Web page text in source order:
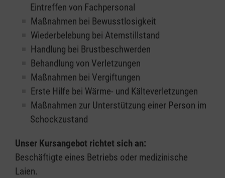
Eintreffen von Fachpersonal
Maßnahmen bei Bewusstlosigkeit
Wiederbelebung bei Atemstillstand
Handlung bei Brustbeschwerden
Behandlung von Verletzungen
Maßnahmen bei Vergiftungen
Erste Hilfe bei Wärme- und Kälteverletzungen
Maßnahmen zur Unterstützung einer Person im
Schockzustand
Unser Kursangebot richtet sich an:
Beschäftigte eines Betriebs oder medizinische
Laien.